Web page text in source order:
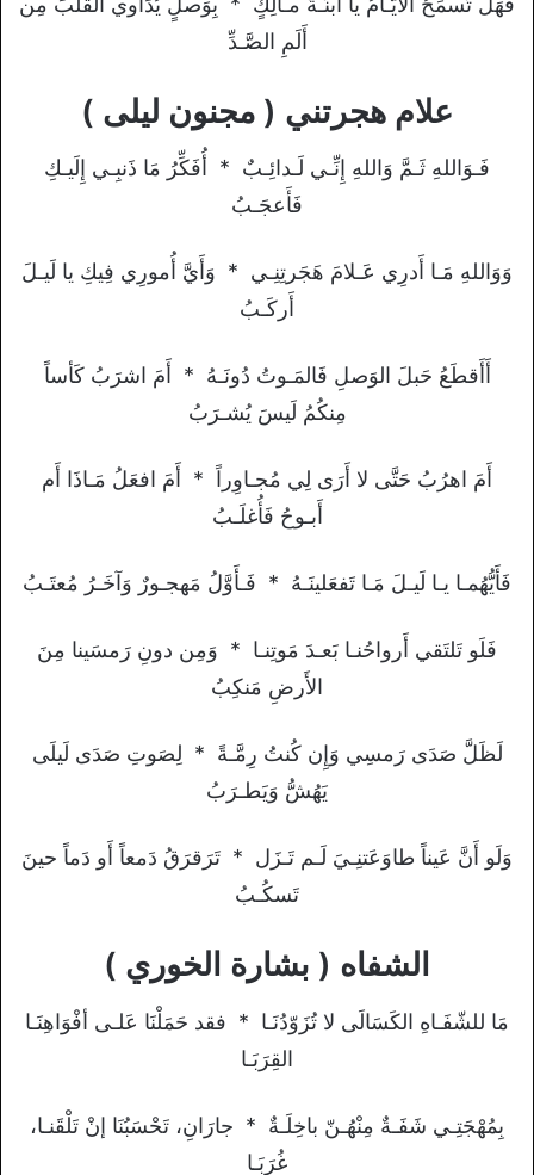
أَلَمِ الصَّـدِّ
علام هجرتني ( مجنون ليلى )
فَـوَاللهِ ثَـمَّ وَاللهِ إِنِّـي لَـدائِـبٌ * أُفَكِّرُ مَا ذَنبِـي إِلَيـكِ
فَأَعجَـبُ
وَوَاللهِ مَـا أَدرِي عَـلامَ هَجَرتِنِـي * وَأَيَّ أُمورِي فِيكِ يا لَيـلَ
أَركَـبُ
أَأَقطَعُ حَبلَ الوَصلِ فَالمَـوتُ دُونَـهُ * أَمَ اشرَبُ كَأساً
مِنكُمُ لَيسَ يُشـرَبُ
أَمَ اهرُبُ حَتَّى لا أَرَى لِي مُجـاوِراً * أَمَ افعَلُ مَـاذَا أَم
أَبـوحُ فَأُغلَـبُ
فَأَيُّهُمـا يـا لَيـلَ مَـا تَفعَلينَـهُ * فَـأَوَّلُ مَهجـورٌ وَآخَـرُ مُعتَـبُ
فَلَو تَلتَقي أَرواحُنـا بَعـدَ مَوتِنـا * وَمِن دونِ رَمسَينا مِنَ
الأَرضِ مَنكِبُ
لَظَلَّ صَدَى رَمسِي وَإِن كُنتُ رِمَّـةً * لِصَوتِ صَدَى لَيلَى
يَهُشُّ وَيَطـرَبُ
وَلَو أَنَّ عَيناً طاوَعَتنِـيَ لَـم تَـزَل * تَرَقرَقُ دَمعاً أَو دَماً حينَ
تَسكُـبُ
الشفاه ( بشارة الخوري )
مَا للشّفَـاهِ الكَسَالَى لا تُزَوّدُنَـا * فقد حَمَلْنَا عَلـى أفْوَاهِنَـا
القِرَبَـا
بِمُهْجَتِـي شَفَـةٌ مِنْهُـنّ باخِلَـةٌ * جارَانِ، تَحْسَبُنَا إنْ تَلْقَنـا،
غُرَبَـا